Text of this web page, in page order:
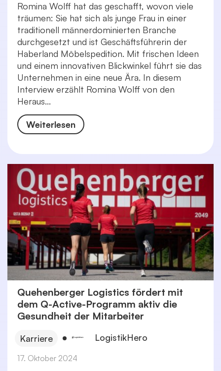
Romina Wolff hat das geschafft, wovon viele
träumen: Sie hat sich als junge Frau in einer
traditionell männerdominierten Branche
durchgesetzt und ist Geschäftsführerin der
Haberland Möbelspedition. Mit frischen Ideen
und einem innovativen Blickwinkel führt sie das
Unternehmen in eine neue Ära. In diesem
Interview erzählt Romina Wolff von den
Heraus...
Weiterlesen
Quehenberger Logistics fördert mit
dem Q-Active-Programm aktiv die
Gesundheit der Mitarbeiter
Karriere LogistikHero
17. Oktober 2024